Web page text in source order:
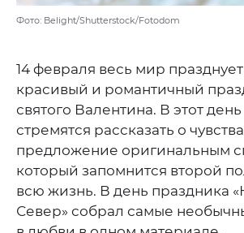
Фото: Belight/Shutterstock/Fotodom
14 февраля весь мир
красивый и романтичный
святого Валентина. В этот
стремятся рассказать о
предложение оригинальным
который запомнится второй
всю жизнь. В день праздника
Север» собрал самые